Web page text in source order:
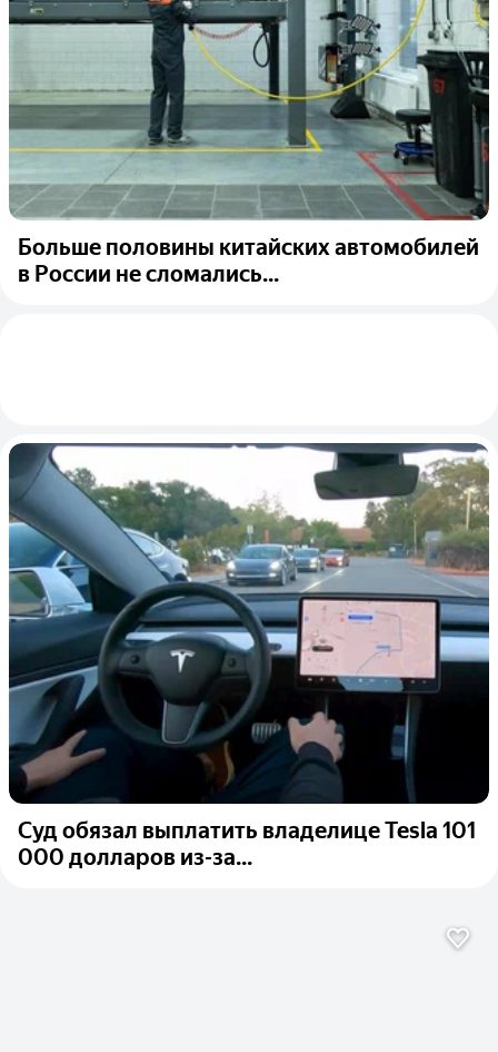
Больше половины китайских автомобилей
в России не сломались...
Суд обязал выплатить владелице Tesla 101
000 долларов из-за...